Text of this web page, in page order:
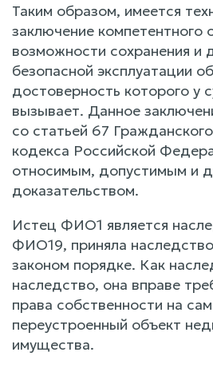
Таким образом, имеется
заключение компетентного
возможности сохранения и
безопасной эксплуатации
достоверность которого у
вызывает. Данное
со статьей 67
кодекса Российской
относимым, допустимым и
доказательством.
Истец ФИО1 является
ФИО19, приняла
законом порядке. Как
наследство, она вправе
права собственности на
переустроенный объект
имущества.